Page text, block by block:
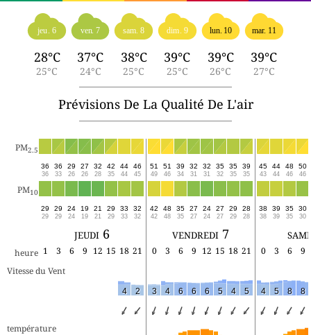
jeu. 6
28°C
25°C
ven. 7
37°C
24°C
sam. 8
38°C
25°C
dim. 9
39°C
25°C
lun. 10
39°C
26°C
mar. 11
39°C
27°C
Prévisions De La Qualité De L'air
PM2.5
36
36
36
33
29
26
27
26
32
28
42
35
44
44
46
45
51
49
51
46
39
34
32
31
32
31
35
32
35
35
39
35
45
43
44
44
48
46
50
46
PM10
29
29
29
29
24
24
19
19
21
21
29
29
33
33
32
32
42
42
48
48
35
35
27
27
24
24
27
27
29
29
28
28
38
38
39
39
35
35
30
30
jeudi 6 vendredi 7
heure 1 3 6 9 12 15 18 21 0 3 6 9 12 15 18 21 0 3 6
9
Vitesse du Vent
4 2 3 4 6 6 6 5 4 5 4 5 8 8
température